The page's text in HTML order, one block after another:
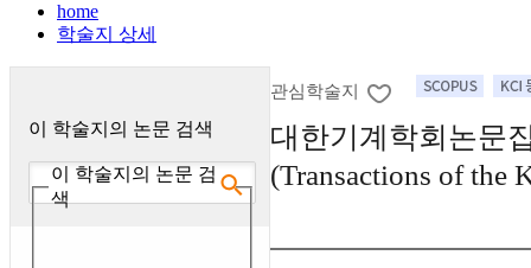
home
학술지 상세
이 학술지의 논문 검색
이 학술지의 논문 검
색
관심학술지
대한기계학회논문
(Transactions of the